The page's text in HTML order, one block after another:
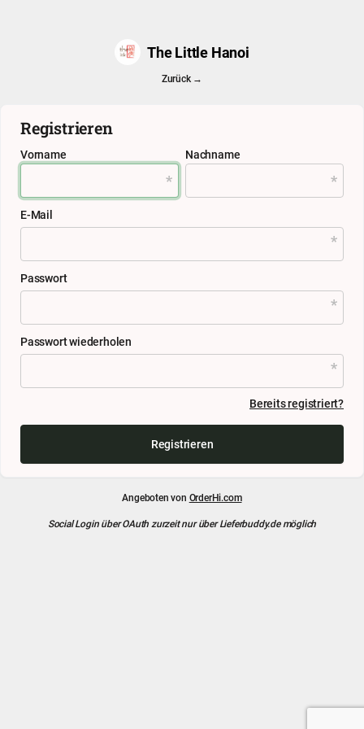
The Little Hanoi
Zurück →
Registrieren
Vorname Nachname
E-Mail
Passwort
Passwort wiederholen
Bereits registriert?
Registrieren
Angeboten von OrderHi.com
Social Login über OAuth zurzeit nur über Lieferbuddy.de möglich